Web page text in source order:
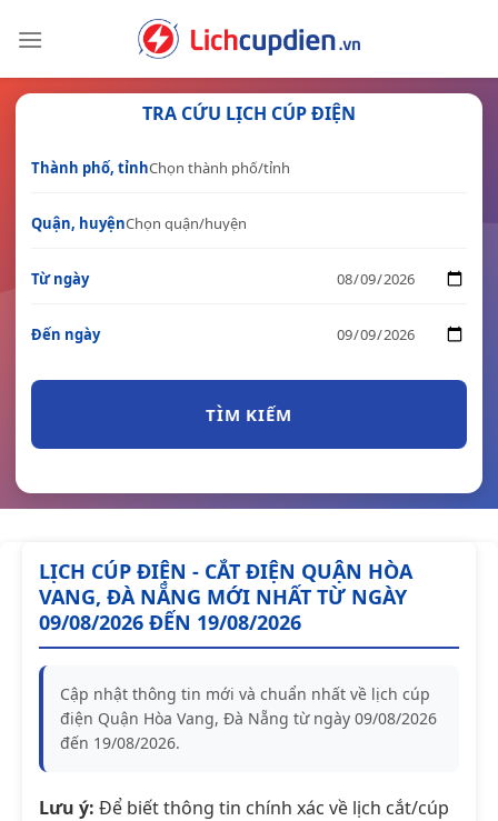
TRA CỨU LỊCH CÚP ĐIỆN
Thành phố, tỉnh
Quận, huyện
Từ ngày
Đến ngày
TÌM KIẾM
LỊCH CÚP ĐIỆN - CẮT ĐIỆN QUẬN HÒA
VANG, ĐÀ NẴNG MỚI NHẤT TỪ NGÀY
09/08/2026 ĐẾN 19/08/2026
Cập nhật thông tin mới và chuẩn nhất về lịch cúp
điện Quận Hòa Vang, Đà Nẵng từ ngày 09/08/2026
đến 19/08/2026.
Lưu ý: Để biết thông tin chính xác về lịch cắt/cúp